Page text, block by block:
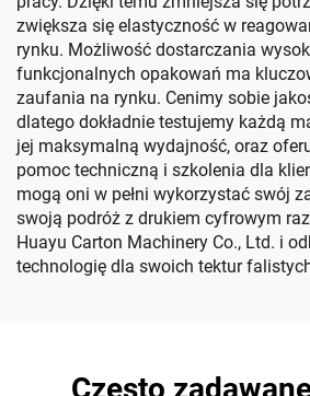
zwiększa się elastyczność w
rynku. Możliwość dostarczania
funkcjonalnych opakowań ma
zaufania na rynku. Cenimy sobie
dlatego dokładnie testujemy każdą
jej maksymalną wydajność, oraz
pomoc techniczną i szkolenia dla
mogą oni w pełni wykorzystać swój
swoją podróż z drukiem cyfrowym
Huayu Carton Machinery Co., Ltd. i
technologię dla swoich tektur
Często